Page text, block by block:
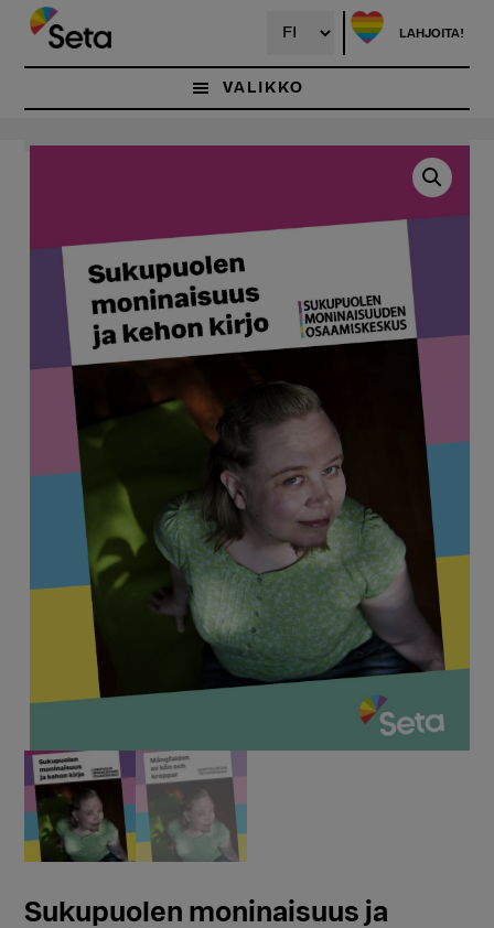
Hyppää
pääsisältöön
LAHJOITA!
VALIKKO
Sukupuolen moninaisuus ja